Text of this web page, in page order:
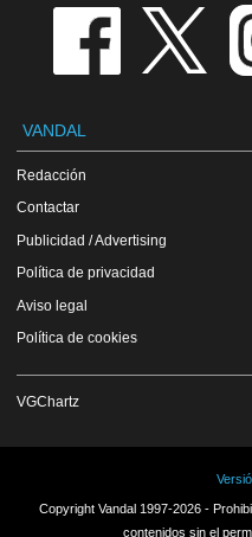
VANDAL
Redacción
Contactar
Publicidad / Advertising
Política de privacidad
Aviso legal
Política de cookies
VGChartz
Copyright Vandal 1997-2026 -
contenidos sin el